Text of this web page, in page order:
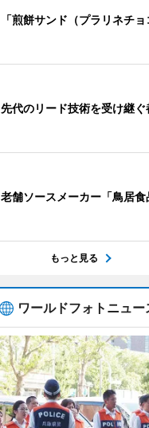
「煎餅サンド（プラリネチョ
先代のリード技術を受け継
老舗ソースメーカー「鳥居
もっと見る
ワールドフォトニュー